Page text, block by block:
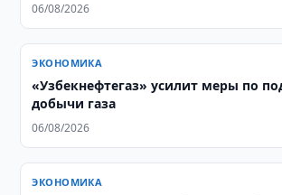
06/08/2026
ЭКОНОМИКА
«Узбекнефтегаз» усилит меры по
добычи газа
06/08/2026
ЭКОНОМИКА